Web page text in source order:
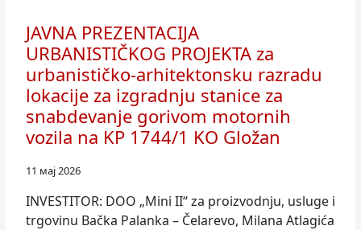
JAVNA PREZENTACIJA
URBANISTIČKOG PROJEKTA za
urbanističko-arhitektonsku razradu
lokacije za izgradnju stanice za
snabdevanje gorivom motornih
vozila na KP 1744/1 KO Gložan
11 мај 2026
INVESTITOR: DOO „Mini II“ za proizvodnju, usluge i
trgovinu Bačka Palanka – Čelarevo, Milana Atlagića